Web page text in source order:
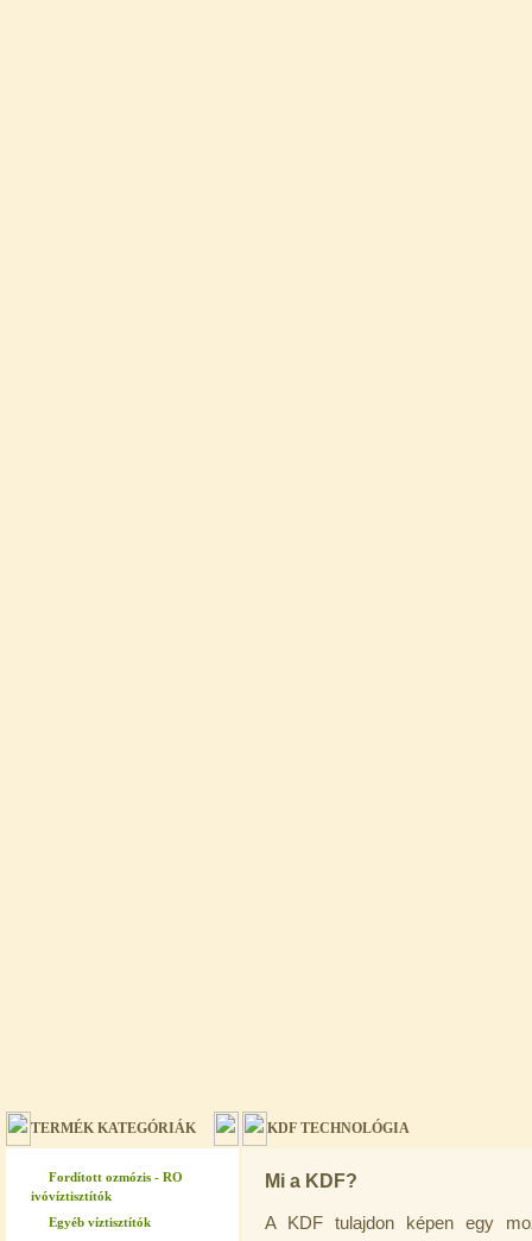
TERMÉK KATEGÓRIÁK
Fordított ozmózis - RO
ivóvíztisztítók
Egyéb víztisztítók
KDF TECHNOLÓGIA
Mi a KDF?
A KDF tulajdon képen egy